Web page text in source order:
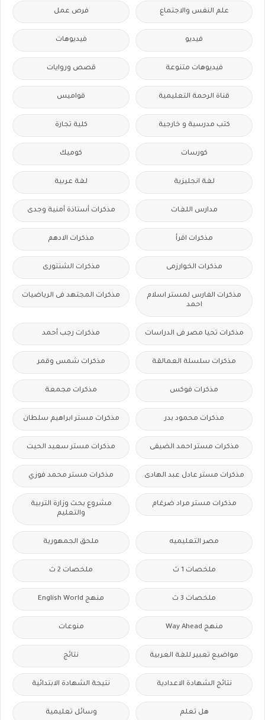
علم النفس والاجتماع فرص عمل
فيديو فيديوهات
فيديوهات متنوعة قصص وروايات
قناة الرحمة التعليمية قواميس
كتب مدرسية و خارجية كلية تجارة
كورسات كوميك
لغة انجليزية لغة عربية
مدارس اللغات مذكرات أستاذة أمنية وجدى
مذكرات اقرأ مذكرات الادهم
مذكرات الخوارزمى مذكرات الشنتورى
مذكرات الفارس لمستر اسلام
احمد
مذكرات المجتهد فى الرياضيات
مذكرات تحيا مصر فى الدراسات مذكرات رجب أحمد
مذكرات سلسلة العمالقة مذكرات شمس وقمر
مذكرات فوكس مذكرات مجمعة
مذكرات محمود بدر مذكرات مستر ابراهيم سلطان
مذكرات مستر احمد الضيفى مذكرات مستر سعيد الحيت
مذكرات مستر عادل عبد الهادى مذكرات مستر محمد فوزي
مذكرات مستر مراد ضرغام
مشروع بحث وزارة التربية
والتعليم
مصر التعليميه ملحق الجمهورية
ملخصات 1 ث ملخصات 2 ث
ملخصات 3 ث منهج English World
منهج Way Ahead منوعات
مواضيع تعبير للغة العربية نتائج
نتائج الشهادة الاعدادية نتيجة الشهادة الابتدائية
هل تعلم وسائل تعليمية